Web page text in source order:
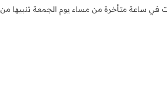
في ساعة متأخرة من مساء يوم الجمعة تنبيها من